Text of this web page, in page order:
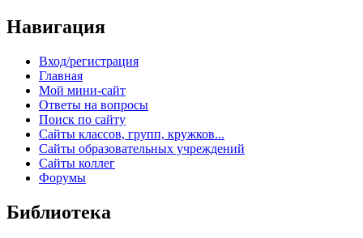
Навигация
Вход/регистрация
Главная
Мой мини-сайт
Ответы на вопросы
Поиск по сайту
Сайты классов, групп, кружков...
Сайты образовательных учреждений
Сайты коллег
Форумы
Библиотека